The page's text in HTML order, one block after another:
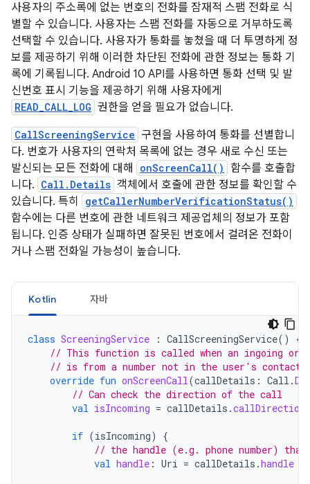
사용자의 주소록에 없는 번호의 전화를 잠재적 스팸 전화로 식
별할 수 있습니다. 사용자는 스팸 전화를 자동으로 거부하도록
선택할 수 있습니다. 사용자가 통화를 놓쳤을 때 더 투명하게 정
보를 제공하기 위해 이러한 차단된 전화에 관한 정보는 통화 기
록에 기록됩니다. Android 10 API를 사용하면 통화 선택 및 발
신번호 표시 기능을 제공하기 위해 사용자에게
READ_CALL_LOG 권한을 얻을 필요가 없습니다.
CallScreeningService 구현을 사용하여 통화를 선별합니
다. 번호가 사용자의 연락처 목록에 없는 경우 새로 수신 또는
발신되는 모든 전화에 대해
onScreenCall()
함수를 호출합
니다. Call.Details 객체에서 호출에 관한 정보를 확인할 수
있습니다. 특히
getCallerNumberVerificationStatus()
함수에는 다른 번호에 관한 네트워크 제공업체의 정보가 포함
됩니다. 인증 상태가 실패하면 잘못된 번호에서 걸려온 전화이
거나 스팸 전화일 가능성이 높습니다.
Kotlin 자바
class ScreeningService : CallScreeningService()
{
// This function is called when an ingoing or
// is from a number not in the user's
override fun onScreenCall(callDetails : Call .
// Can check the direction of the call
val isIncoming = callDetails .callDirection
if (isIncoming)
{
// the handle (e.g. phone number)
val handle : Uri = callDetails .handle